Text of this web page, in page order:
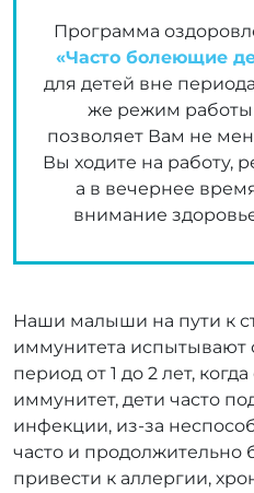
Программа
«Часто болеющие
для детей вне
же режим
позволяет Вам не
Вы ходите на работу,
а в вечернее
внимание
Наши малыши на пути к
иммунитета испытывают
период от 1 до 2 лет,
иммунитет, дети часто
инфекции, из-за
часто и продолжительно
привести к аллергии,